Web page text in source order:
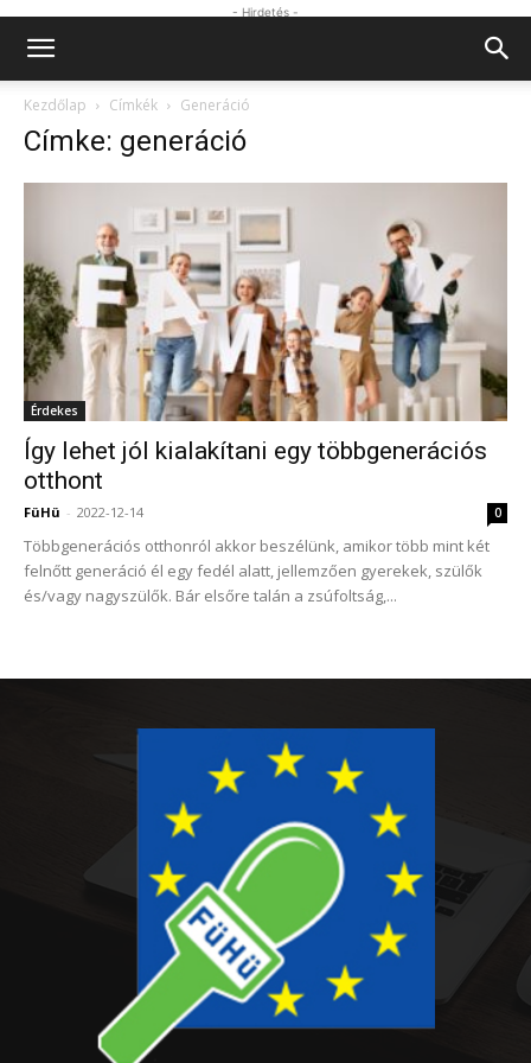
- Hirdetés -
Kezdőlap Címkék Generáció
Címke: generáció
Érdekes
Így lehet jól kialakítani egy többgenerációs
otthont
FüHü - 2022-12-14 0
Többgenerációs otthonról akkor beszélünk, amikor több mint két
felnőtt generáció él egy fedél alatt, jellemzően gyerekek, szülők
és/vagy nagyszülők. Bár elsőre talán a zsúfoltság,...